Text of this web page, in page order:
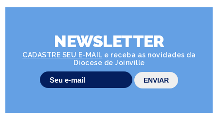
NEWSLETTER
CADASTRE SEU E-MAIL e receba as novidades da
Diocese de Joinville